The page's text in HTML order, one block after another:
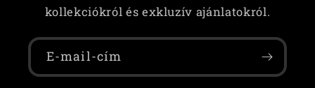
kollekciókról és exkluzív ajánlatokról.
E-mail-cím